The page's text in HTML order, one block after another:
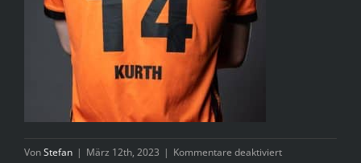
VonStefan | März 12th, 2023 | Kommentare deaktiviertfür